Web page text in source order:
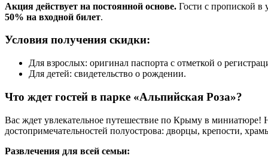
Акция действует на постоянной основе. Гости с пропиской в
50% на входной билет.
Условия получения скидки:
Для взрослых: оригинал паспорта с отметкой о
Для детей: свидетельство о рождении.
Что ждет гостей в парке «Альпийская Роза»?
Вас ждет увлекательное путешествие по Крыму в
достопримечательностей полуострова: дворцы, крепости,
Развлечения для всей семьи: